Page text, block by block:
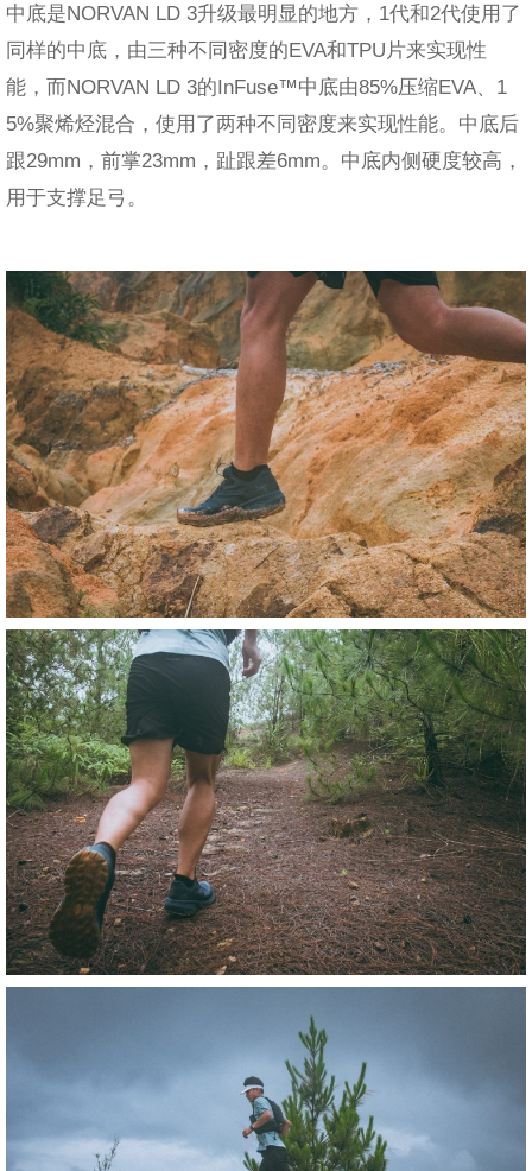
中底是NORVAN LD 3升级最明显的地方，1代和2代使用了
同样的中底，由三种不同密度的EVA和TPU片来实现性
能，而NORVAN LD 3的InFuse™中底由85%压缩EVA、1
5%聚烯烃混合，使用了两种不同密度来实现性能。中底后
跟29mm，前掌23mm，趾跟差6mm。中底内侧硬度较高，
用于支撑足弓。